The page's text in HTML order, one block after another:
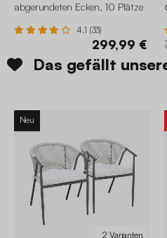
abgerundeten Ecken, 10 Plätze
4.1 (33)
299,99 €
Das gefällt
2 Varianten
Neu